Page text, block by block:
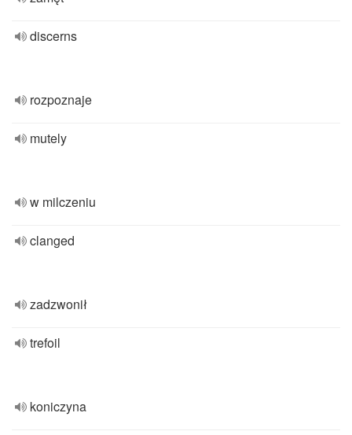
discerns
rozpoznaje
mutely
w milczeniu
clanged
zadzwonił
trefoil
koniczyna